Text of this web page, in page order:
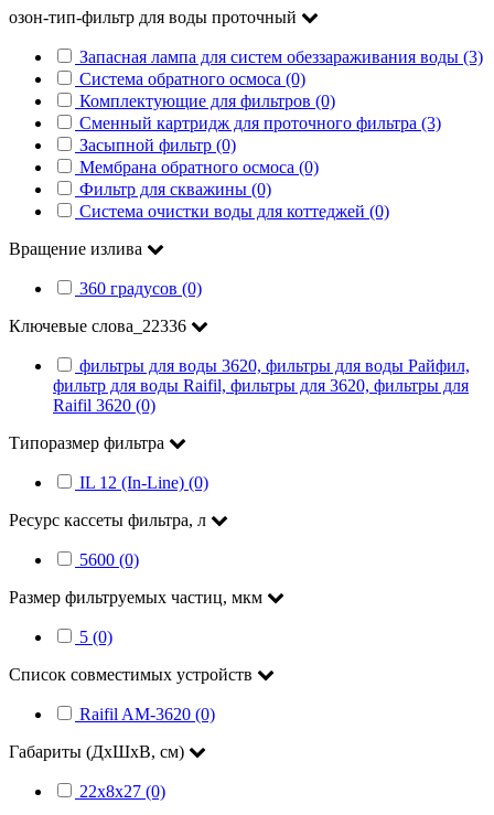
озон-тип-фильтр для воды проточный
Запасная лампа для систем обеззараживания воды (3)
Система обратного осмоса (0)
Комплектующие для фильтров (0)
Сменный картридж для проточного фильтра (3)
Засыпной фильтр (0)
Мембрана обратного осмоса (0)
Фильтр для скважины (0)
Система очистки воды для коттеджей (0)
Вращение излива
360 градусов (0)
Ключевые слова_22336
фильтры для воды 3620, фильтры для воды Райфил,
фильтр для воды Raifil, фильтры для 3620, фильтры для
Raifil 3620 (0)
Типоразмер фильтра
IL 12 (In-Line) (0)
Ресурс кассеты фильтра, л
5600 (0)
Размер фильтруемых частиц, мкм
5 (0)
Список совместимых устройств
Raifil AM-3620 (0)
Габариты (ДхШхВ, см)
22х8х27 (0)